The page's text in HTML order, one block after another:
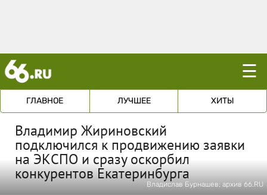
☰
ГЛАВНОЕ ЛУЧШЕЕ ХИТЫ
Владимир Жириновский
подключился к продвижению заявки
на ЭКСПО и сразу оскорбил
конкурентов Екатеринбурга
Владислав Бурнашев; архив 66.RU